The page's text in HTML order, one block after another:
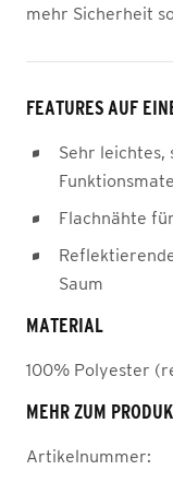
mehr Sicherheit
FEATURES AUF
Sehr leichtes,
Flachnähte
Saum
MATERIAL
100% Polyester
MEHR ZUM
Artikelnummer: